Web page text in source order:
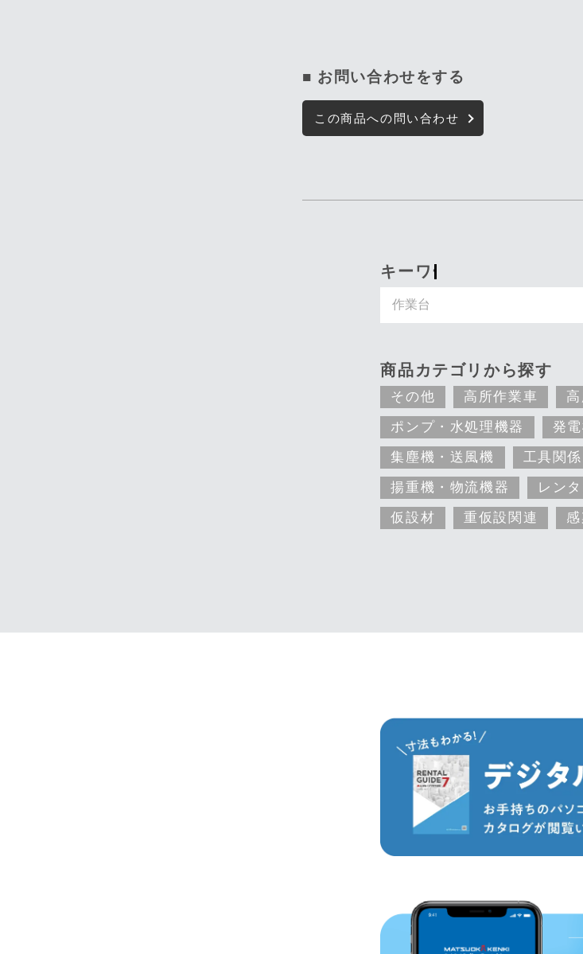
■ お問い合わせをする
この商品への問い合わせ
キーワード入力で探す
商品カテゴリから探す
その他 高所作業車
ポンプ・水処理機器
発
集塵機・送風機
工具関係
揚重機・物流機器
レン
仮設材
重仮設関連